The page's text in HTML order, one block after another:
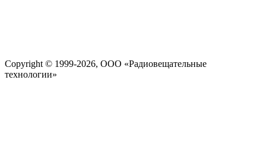
Copyright © 1999-2026, ООО «Радиовещательные
технологии»